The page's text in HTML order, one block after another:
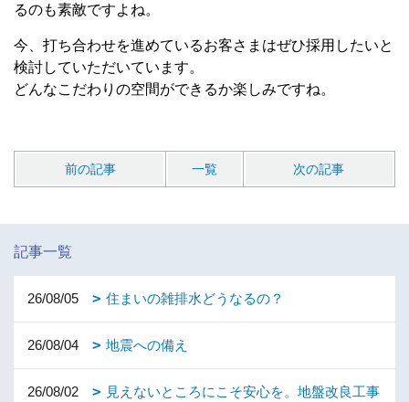
るのも素敵ですよね。
今、打ち合わせを進めているお客さまはぜひ採用したいと
検討していただいています。
どんなこだわりの空間ができるか楽しみですね。
前の記事 一覧 次の記事
記事一覧
26/08/05 住まいの雑排水どうなるの？
26/08/04 地震への備え
26/08/02
見えないところにこそ安心を。地盤改良工事